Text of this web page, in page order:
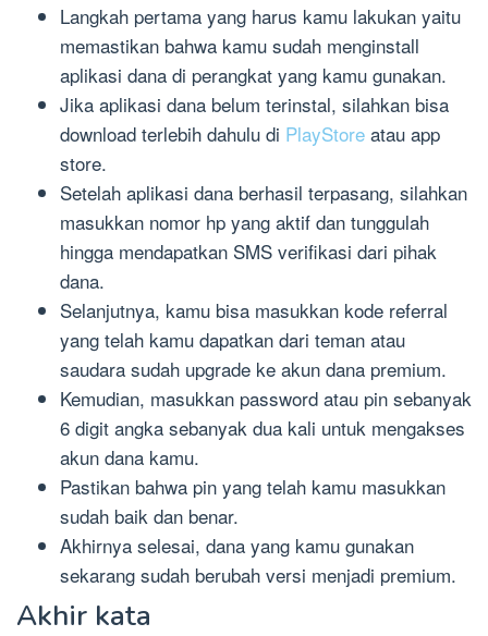
Langkah pertama yang harus kamu lakukan yaitu
memastikan bahwa kamu sudah menginstall
aplikasi dana di perangkat yang kamu gunakan.
Jika aplikasi dana belum terinstal, silahkan bisa
download terlebih dahulu di PlayStore atau app
store.
Setelah aplikasi dana berhasil terpasang, silahkan
masukkan nomor hp yang aktif dan tunggulah
hingga mendapatkan SMS verifikasi dari pihak
dana.
Selanjutnya, kamu bisa masukkan kode referral
yang telah kamu dapatkan dari teman atau
saudara sudah upgrade ke akun dana premium.
Kemudian, masukkan password atau pin sebanyak
6 digit angka sebanyak dua kali untuk mengakses
akun dana kamu.
Pastikan bahwa pin yang telah kamu masukkan
sudah baik dan benar.
Akhirnya selesai, dana yang kamu gunakan
sekarang sudah berubah versi menjadi premium.
Akhir kata